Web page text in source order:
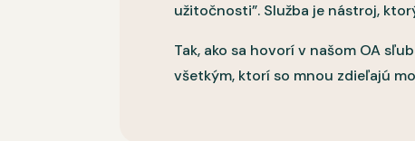
užitočnosti”. Služba je nástroj,
Tak, ako sa hovorí v našom OA
všetkým, ktorí so mnou zdieľajú